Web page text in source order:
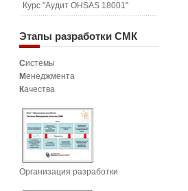
Курс "Аудит OHSAS 18001"
Этапы разработки СМК
Системы
Менеджмента
Качества
Организация разработки